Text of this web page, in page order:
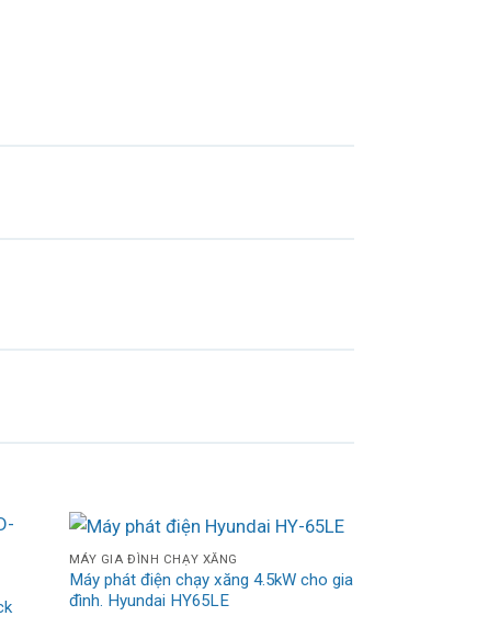
MÁY GIA ĐÌNH CHẠY XĂNG
Máy phát điện chạy xăng 4.5kW cho gia
đình. Hyundai HY65LE